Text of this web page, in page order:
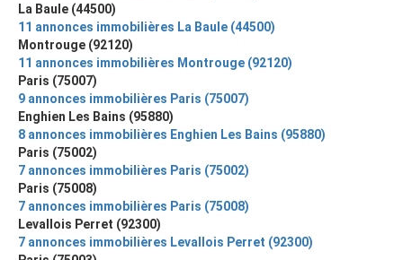
La Baule (44500)
11 annonces immobilières La Baule (44500)
Montrouge (92120)
11 annonces immobilières Montrouge (92120)
Paris (75007)
9 annonces immobilières Paris (75007)
Enghien Les Bains (95880)
8 annonces immobilières Enghien Les Bains (95880)
Paris (75002)
7 annonces immobilières Paris (75002)
Paris (75008)
7 annonces immobilières Paris (75008)
Levallois Perret (92300)
7 annonces immobilières Levallois Perret (92300)